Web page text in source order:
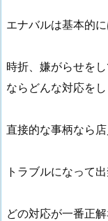
エナバルは基本的
時折、嫌がらせを
ならどんな対応を
直接的な事柄なら
トラブルになって
どの対応が一番正